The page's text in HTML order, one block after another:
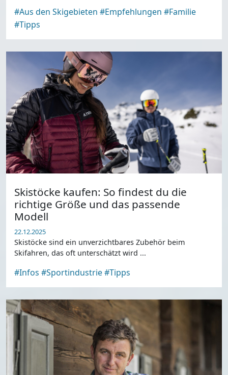
#Aus den Skigebieten #Empfehlungen #Familie
#Tipps
Skistöcke kaufen: So findest du die
richtige Größe und das passende
Modell
22.12.2025
Skistöcke sind ein unverzichtbares Zubehör beim
Skifahren, das oft unterschätzt wird ...
#Infos #Sportindustrie#Tipps